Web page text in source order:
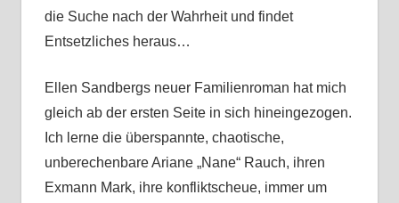
die Suche nach der Wahrheit und findet
Entsetzliches heraus…
Ellen Sandbergs neuer Familienroman hat mich
gleich ab der ersten Seite in sich hineingezogen.
Ich lerne die überspannte, chaotische,
unberechenbare Ariane „Nane“ Rauch, ihren
Exmann Mark, ihre konfliktscheue, immer um